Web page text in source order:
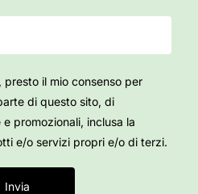
presto il mio consenso per
di questo sito, di
promozionali, inclusa la
e/o servizi propri e/o di terzi.
Invia